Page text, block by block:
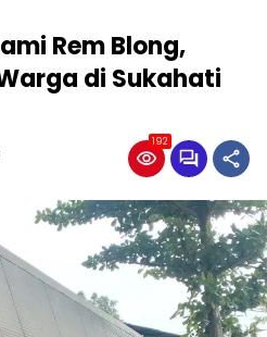
Rem Blong,
di Sukahati
192